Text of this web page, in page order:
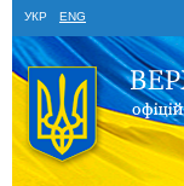
УКР ENG